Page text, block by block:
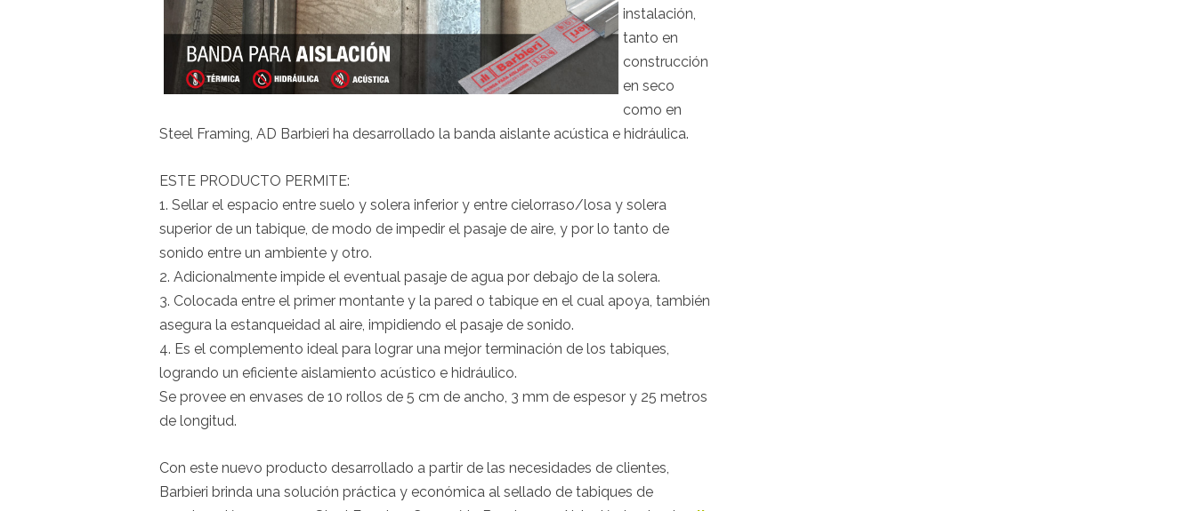
instalación,
tanto en
construcción
en seco
como en
Steel Framing, AD Barbieri ha desarrollado la banda aislante acústica e hidráulica.
ESTE PRODUCTO PERMITE:
1. Sellar el espacio entre suelo y solera inferior y entre cielorraso/losa y solera
superior de un tabique, de modo de impedir el pasaje de aire, y por lo tanto de
sonido entre un ambiente y otro.
2. Adicionalmente impide el eventual pasaje de agua por debajo de la solera.
3. Colocada entre el primer montante y la pared o tabique en el cual apoya, también
asegura la estanqueidad al aire, impidiendo el pasaje de sonido.
4. Es el complemento ideal para lograr una mejor terminación de los tabiques,
logrando un eficiente aislamiento acústico e hidráulico.
Se provee en envases de 10 rollos de 5 cm de ancho, 3 mm de espesor y 25 metros
de longitud.
Con este nuevo producto desarrollado a partir de las necesidades de clientes,
Barbieri brinda una solución práctica y económica al sellado de tabiques de